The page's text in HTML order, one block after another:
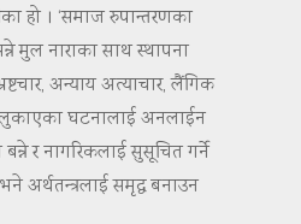
हो । ‘समाज रुपान्तरणका
मुल नाराका साथ स्थापना
अन्याय अत्याचार, लैंगिक
घटनालाई अनलाईन
र नागरिकलाई सुसूचित गर्ने
अर्थतन्त्रलाई समृद्ध बनाउन